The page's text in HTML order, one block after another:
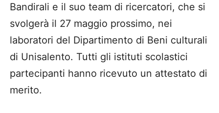
Bandirali e il suo team di ricercatori, che si
svolgerà il 27 maggio prossimo, nei
laboratori del Dipartimento di Beni culturali
di Unisalento. Tutti gli istituti scolastici
partecipanti hanno ricevuto un attestato di
merito.